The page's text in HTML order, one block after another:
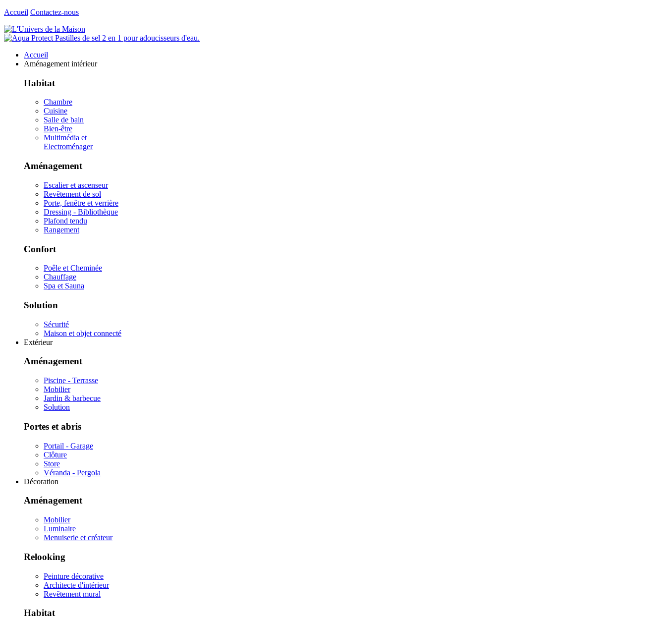
Accueil Contactez-nous
Accueil
Aménagement intérieur
Habitat
Chambre
Cuisine
Salle de bain
Bien-être
Multimédia et
Electroménager
Aménagement
Escalier et ascenseur
Revêtement de sol
Porte, fenêtre et verrière
Dressing - Bibliothèque
Plafond tendu
Rangement
Confort
Poêle et Cheminée
Chauffage
Spa et Sauna
Solution
Sécurité
Maison et objet connecté
Extérieur
Aménagement
Piscine - Terrasse
Mobilier
Jardin & barbecue
Solution
Portes et abris
Portail - Garage
Clôture
Store
Véranda - Pergola
Décoration
Aménagement
Mobilier
Luminaire
Menuiserie et créateur
Relooking
Peinture décorative
Architecte d'intérieur
Revêtement mural
Habitat